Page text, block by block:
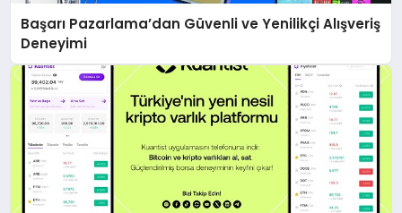
Başarı Pazarlama’dan Güvenli ve Yenilikçi Alışveriş
Deneyimi